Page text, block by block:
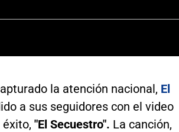
la atención nacional, El
a sus seguidores con el video
"El Secuestro". La canción,